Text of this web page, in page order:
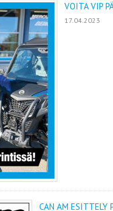
VOITA VIP
17.04.2023
CAN AM ESITTELY